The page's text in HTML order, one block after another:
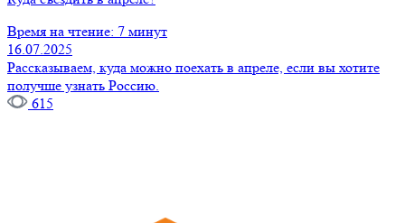
Время на чтение: 7 минут
16.07.2025
Рассказываем, куда можно поехать в апреле, если вы хотите
получше узнать Россию.
615